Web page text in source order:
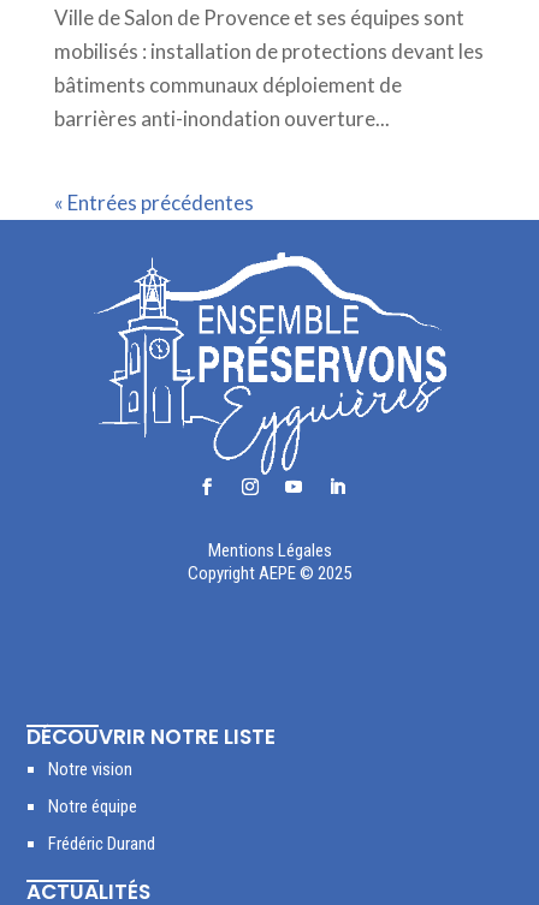
Ville de Salon de Provence et ses équipes sont
mobilisés : installation de protections devant les
bâtiments communaux déploiement de
barrières anti-inondation ouverture...
« Entrées précédentes
Mentions Légales
Copyright AEPE © 2025
DÉCOUVRIR NOTRE LISTE
Notre vision
Notre équipe
Frédéric Durand
ACTUALITÉS